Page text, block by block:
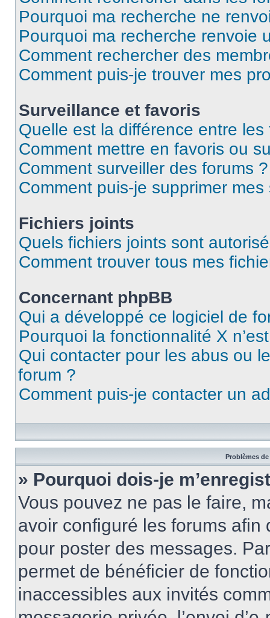
Pourquoi ma recherche ne
Pourquoi ma recherche renvoie
Comment rechercher des
Comment puis-je trouver mes
Surveillance et favoris
Quelle est la différence entre
Comment mettre en favoris ou
Comment surveiller des forums ?
Comment puis-je supprimer
Fichiers joints
Quels fichiers joints sont
Comment trouver tous mes
Concernant phpBB
Qui a développé ce logiciel de
Pourquoi la fonctionnalité X
Qui contacter pour les abus ou
forum ?
Comment puis-je contacter un
Problèmes
» Pourquoi dois-je
Vous pouvez ne pas le faire,
avoir configuré les forums afin
pour poster des messages.
permet de bénéficier de
inaccessibles aux invités